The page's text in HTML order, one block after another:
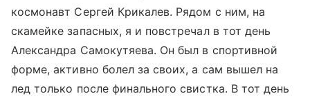
космонавт Сергей Крикалев. Рядом с ним, на
скамейке запасных, я и повстречал в тот день
Александра Самокутяева. Он был в спортивной
форме, активно болел за своих, а сам вышел на
лед только после финального свистка. В тот день